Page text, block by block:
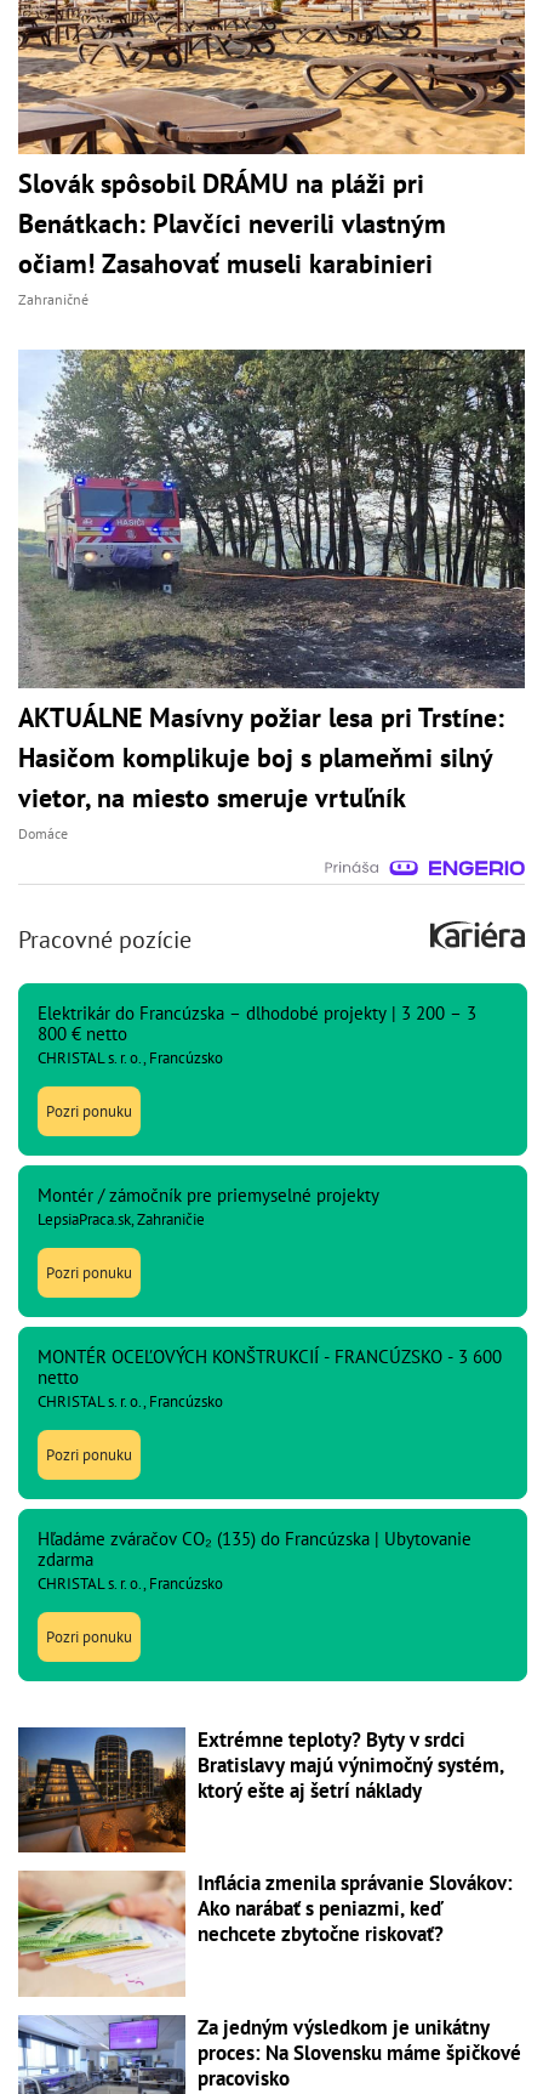
Slovák spôsobil DRÁMU na pláži pri
Benátkach: Plavčíci neverili vlastným
očiam! Zasahovať museli karabinieri
Zahraničné
AKTUÁLNE Masívny požiar lesa pri Trstíne:
Hasičom komplikuje boj s plameňmi silný
vietor, na miesto smeruje vrtuľník
Domáce
Pracovné pozície
Elektrikár do Francúzska – dlhodobé projekty | 3 200 – 3
800 € netto
CHRISTAL s. r. o., Francúzsko
Pozri ponuku
Montér / zámočník pre priemyselné projekty
LepsiaPraca.sk, Zahraničie
Pozri ponuku
MONTÉR OCEĽOVÝCH KONŠTRUKCIÍ - FRANCÚZSKO - 3 600
netto
CHRISTAL s. r. o., Francúzsko
Pozri ponuku
Hľadáme zváračov CO₂ (135) do Francúzska | Ubytovanie
zdarma
CHRISTAL s. r. o., Francúzsko
Pozri ponuku
Extrémne teploty? Byty v srdci
Bratislavy majú výnimočný systém,
ktorý ešte aj šetrí náklady
Inflácia zmenila správanie Slovákov:
Ako narábať s peniazmi, keď
nechcete zbytočne riskovať?
Za jedným výsledkom je unikátny
proces: Na Slovensku máme špičkové
pracovisko